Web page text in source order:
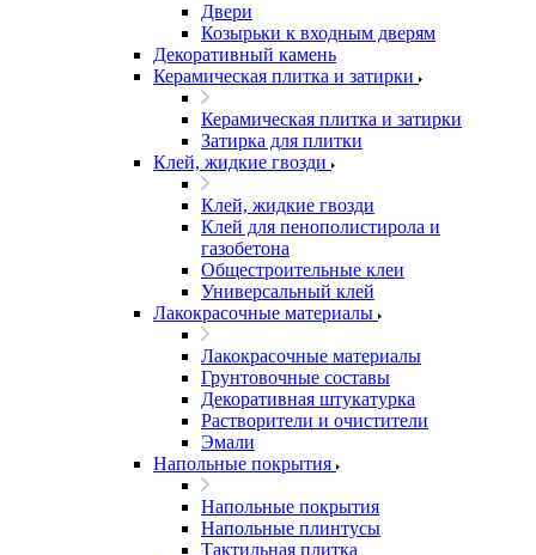
Двери
Козырьки к входным дверям
Декоративный камень
Керамическая плитка и затирки
Керамическая плитка и затирки
Затирка для плитки
Клей, жидкие гвозди
Клей, жидкие гвозди
Клей для пенополистирола и
газобетона
Общестроительные клеи
Универсальный клей
Лакокрасочные материалы
Лакокрасочные материалы
Грунтовочные составы
Декоративная штукатурка
Растворители и очистители
Эмали
Напольные покрытия
Напольные покрытия
Напольные плинтусы
Тактильная плитка